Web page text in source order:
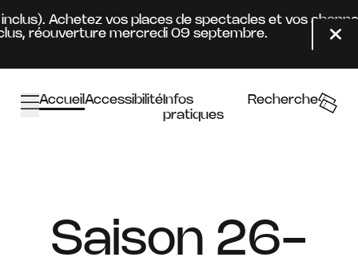
Achetez vos places de spectacles et vos
réouverture mercredi 09 septembre.
AccueilAccessibilitéInfos
pratiques
Recherche
Saison 26-